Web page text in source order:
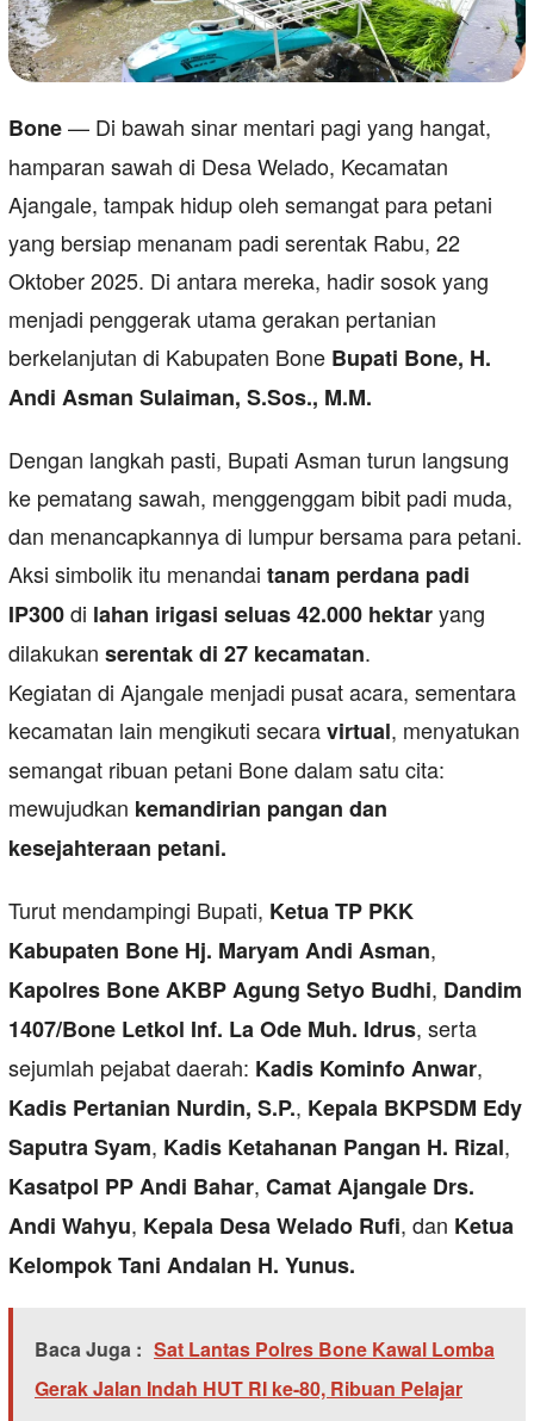
Bone— Di bawah sinar mentari pagi yang hangat,
hamparan sawah di Desa Welado, Kecamatan
Ajangale, tampak hidup oleh semangat para petani
yang bersiap menanam padi serentak Rabu, 22
Oktober 2025. Di antara mereka, hadir sosok yang
menjadi penggerak utama gerakan pertanian
berkelanjutan di Kabupaten Bone Bupati Bone, H.
Andi Asman Sulaiman, S.Sos., M.M.
Dengan langkah pasti, Bupati Asman turun langsung
ke pematang sawah, menggenggam bibit padi muda,
dan menancapkannya di lumpur bersama para petani.
Aksi simbolik itu menandai tanam perdana padi
IP300di lahan irigasi seluas 42.000 hektaryang
dilakukan serentak di 27 kecamatan.
Kegiatan di Ajangale menjadi pusat acara, sementara
kecamatan lain mengikuti secaravirtual, menyatukan
semangat ribuan petani Bone dalam satu cita:
mewujudkan kemandirian pangan dan
kesejahteraan petani.
Turut mendampingi Bupati, Ketua TP PKK
Kabupaten Bone Hj. Maryam Andi Asman,
Kapolres Bone AKBP Agung Setyo Budhi, Dandim
1407/Bone Letkol Inf. La Ode Muh. Idrus, serta
sejumlah pejabat daerah: Kadis Kominfo Anwar,
Kadis Pertanian Nurdin, S.P., Kepala BKPSDM Edy
Saputra Syam, Kadis Ketahanan Pangan H. Rizal,
Kasatpol PP Andi Bahar, Camat Ajangale Drs.
Andi Wahyu, Kepala Desa Welado Rufi, dan Ketua
Kelompok Tani Andalan H. Yunus.
Baca Juga : Sat Lantas Polres Bone Kawal Lomba
Gerak Jalan Indah HUT RI ke-80, Ribuan Pelajar